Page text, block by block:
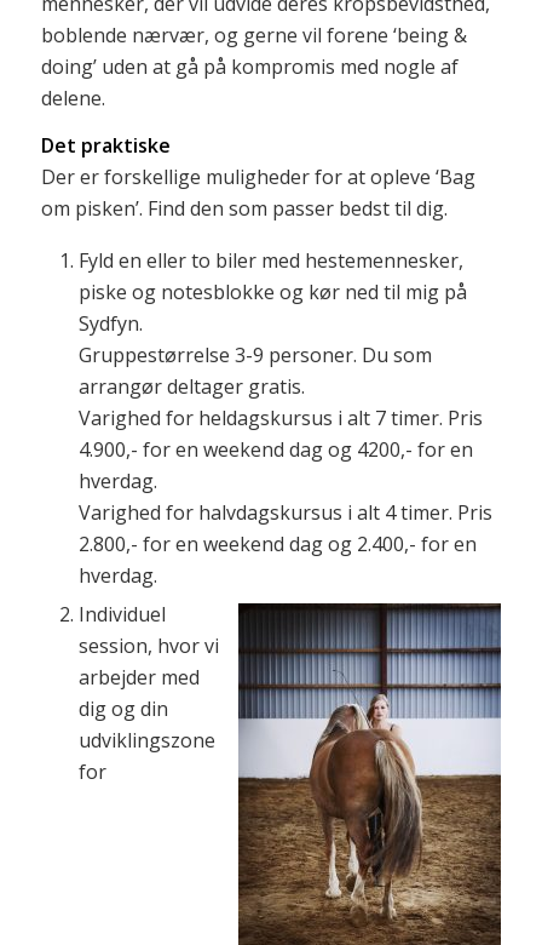
boblende nærvær, og gerne vil forene ‘being &
doing’ uden at gå på kompromis med nogle af
delene.
Det praktiske
Der er forskellige muligheder for at opleve ‘Bag
om pisken’. Find den som passer bedst til dig.
Fyld en eller to biler med hestemennesker,
piske og notesblokke og kør ned til mig på
Sydfyn.
Gruppestørrelse 3-9 personer. Du som
arrangør deltager gratis.
Varighed for heldagskursus i alt 7 timer. Pris
4.900,- for en weekend dag og 4200,- for en
hverdag.
Varighed for halvdagskursus i alt 4 timer. Pris
2.800,- for en weekend dag og 2.400,- for en
hverdag.
Individuel
session, hvor vi
arbejder med
dig og din
udviklingszone
for